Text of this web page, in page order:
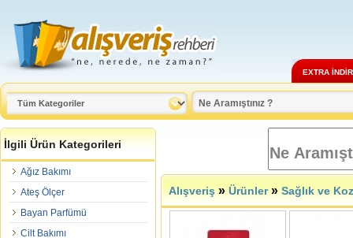
EXTRA
İlgili Ürün Kategorileri
Ağız Bakımı
Ateş Ölçer
Bayan Parfümü
Cilt Bakımı
Alışveriş»Ürünler»Sağlık ve